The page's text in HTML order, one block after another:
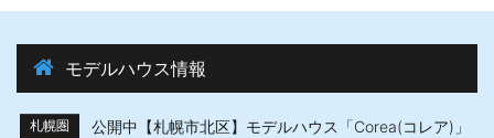
モデルハウス情報
札幌圏 公開中【札幌市北区】モデルハウス「Corea(コレア)」